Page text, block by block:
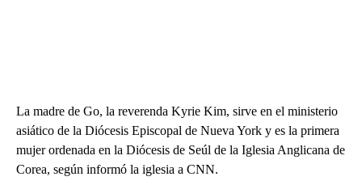
La madre de Go, la reverenda Kyrie Kim, sirve en el ministerio
asiático de la Diócesis Episcopal de Nueva York y es la primera
mujer ordenada en la Diócesis de Seúl de la Iglesia Anglicana de
Corea, según informó la iglesia a CNN.